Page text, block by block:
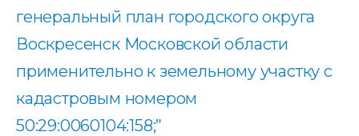
генеральный план городского округа
Воскресенск Московской области
применительно к земельному участку с
кадастровым номером
50:29:0060104:158;”